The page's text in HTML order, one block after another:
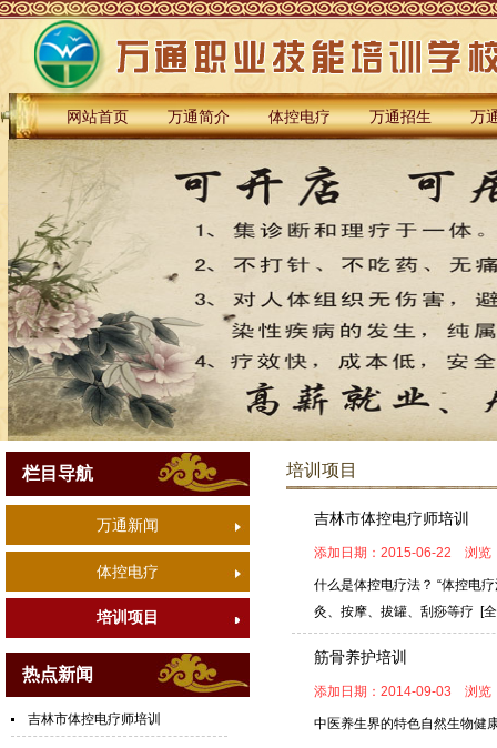
网站首页 万通简介 体控电疗 万通招生 万
栏目导航
万通新闻
体控电疗
培训项目
热点新闻
吉林市体控电疗师培训
培训项目
吉林市体控电疗师培训
添加日期：2015-06-22 浏览
什么是体控电疗法？ “体控电
灸、按摩、拔罐、刮痧等疗 [
筋骨养护培训
添加日期：2014-09-03 浏览
中医养生界的特色自然生物健